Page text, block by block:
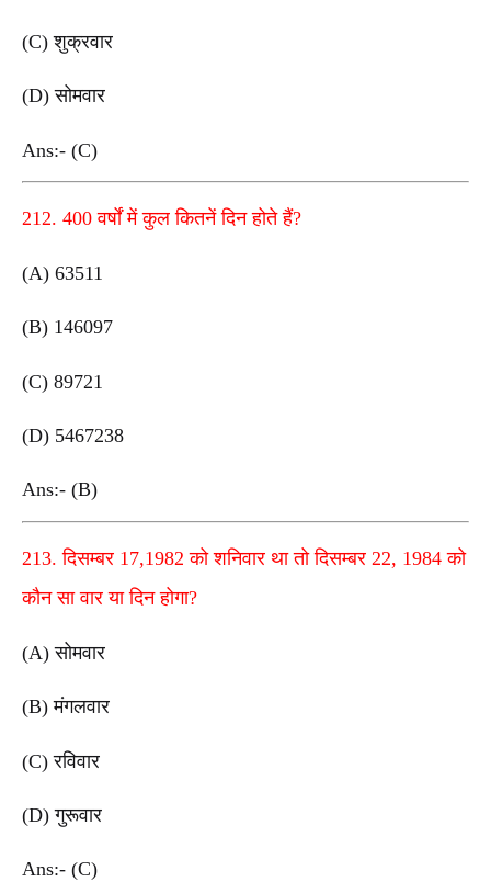
(C) शुक्रवार
(D) सोमवार
Ans:- (C)
212. 400 वर्षों में कुल कितनें दिन होते हैं?
(A) 63511
(B) 146097
(C) 89721
(D) 5467238
Ans:- (B)
213. दिसम्बर 17,1982 को शनिवार था तो दिसम्बर 22, 1984 को
कौन सा वार या दिन होगा?
(A) सोमवार
(B) मंगलवार
(C) रविवार
(D) गुरूवार
Ans:- (C)